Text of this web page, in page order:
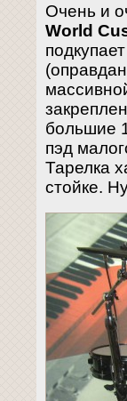
Очень и
World
большие
пэд
Тарелка
стойке.